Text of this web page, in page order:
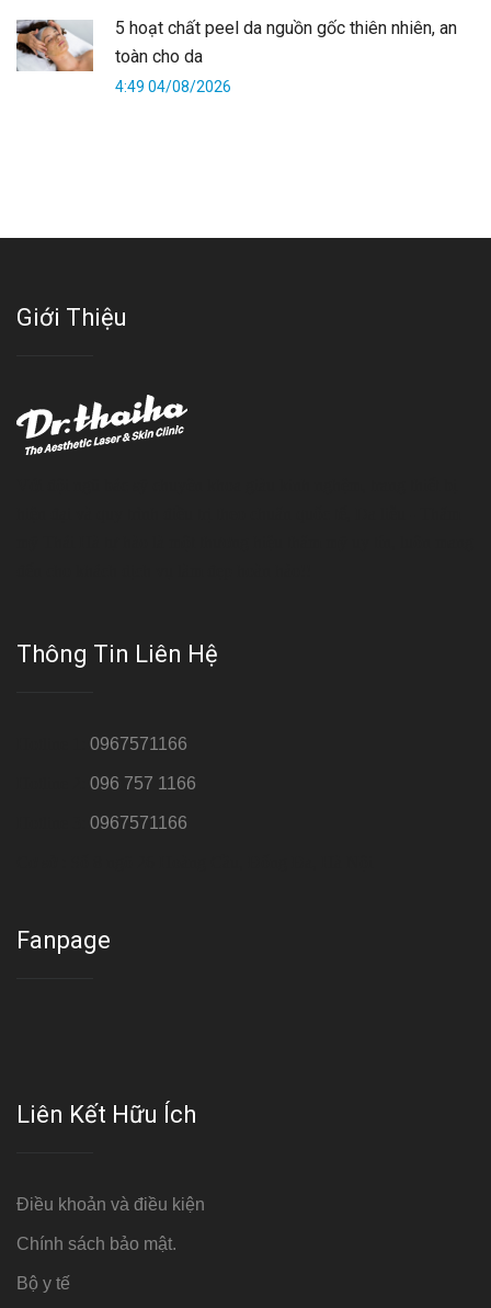
5 hoạt chất peel da nguồn gốc thiên nhiên, an
toàn cho da
4:49 04/08/2026
Giới Thiệu
Thông Tin Liên Hệ
0967571166
096 757 1166
0967571166
Fanpage
Liên Kết Hữu Ích
Điều khoản và điều kiện
Chính sách bảo mật.
Bộ y tế